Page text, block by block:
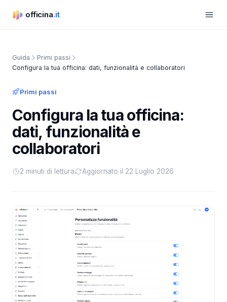
officina.it
officina.it Apri
Guida
Primi passi
Configura la tua officina: dati, funzionalità e collaboratori
Primi passi
Configura la tua officina:
dati, funzionalità e
collaboratori
2 minuti di lettura Aggiornato il 22 Luglio 2026